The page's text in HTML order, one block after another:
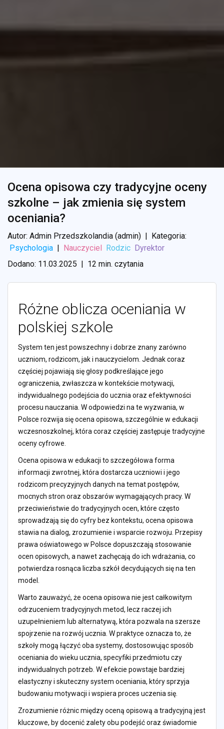
Ocena opisowa czy tradycyjne oceny
szkolne – jak zmienia się system
oceniania?
Autor: Admin Przedszkolandia (admin)
Kategoria:
Psychologia
Nauczyciel Rodzic Dyrektor
Dodano: 11.03.2025
12 min. czytania
Różne oblicza oceniania w
polskiej szkole
System ten jest powszechny i dobrze znany zarówno
uczniom, rodzicom, jak i nauczycielom. Jednak coraz
częściej pojawiają się głosy podkreślające jego
ograniczenia, zwłaszcza w kontekście motywacji,
indywidualnego podejścia do ucznia oraz efektywności
procesu nauczania. W odpowiedzi na te wyzwania, w
Polsce rozwija się ocena opisowa, szczególnie w edukacji
wczesnoszkolnej, która coraz częściej zastępuje tradycyjne
oceny cyfrowe.
Ocena opisowa w edukacji to szczegółowa forma
informacji zwrotnej, która dostarcza uczniowi i jego
rodzicom precyzyjnych danych na temat postępów,
mocnych stron oraz obszarów wymagających pracy. W
przeciwieństwie do tradycyjnych ocen, które często
sprowadzają się do cyfry bez kontekstu, ocena opisowa
stawia na dialog, zrozumienie i wsparcie rozwoju. Przepisy
prawa oświatowego w Polsce dopuszczają stosowanie
ocen opisowych, a nawet zachęcają do ich wdrażania, co
potwierdza rosnąca liczba szkół decydujących się na ten
model.
Warto zauważyć, że ocena opisowa nie jest całkowitym
odrzuceniem tradycyjnych metod, lecz raczej ich
uzupełnieniem lub alternatywą, która pozwala na szersze
spojrzenie na rozwój ucznia. W praktyce oznacza to, że
szkoły mogą łączyć oba systemy, dostosowując sposób
oceniania do wieku ucznia, specyfiki przedmiotu czy
indywidualnych potrzeb. W efekcie powstaje bardziej
elastyczny i skuteczny system oceniania, który sprzyja
budowaniu motywacji i wspiera proces uczenia się.
Zrozumienie różnic między oceną opisową a tradycyjną jest
kluczowe, by docenić zalety obu podejść oraz świadomie